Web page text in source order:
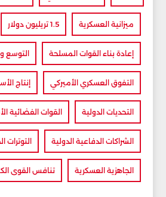
ميزانية العسكرية 1.5 تريليون دولار
إعادة بناء القوات المسلحة التوسع
التفوق العسكري الأميركي إنتاج
التحديات الدولية القوات الفضائية
الشراكات الدفاعية الدولية التوترات
الجاهزية العسكرية تنافس القوى